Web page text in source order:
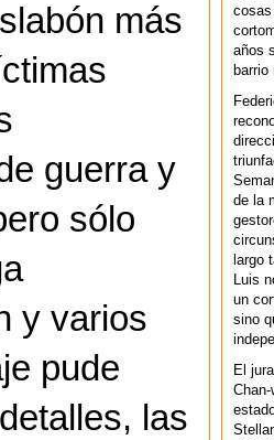
más
guerra y
sólo
y varios
pude
las
cosas
años
de la
largo
Luis
un
sino
El